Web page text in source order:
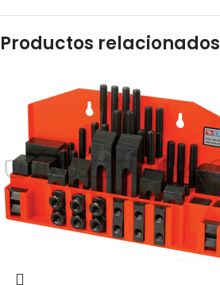
Productos relacionados